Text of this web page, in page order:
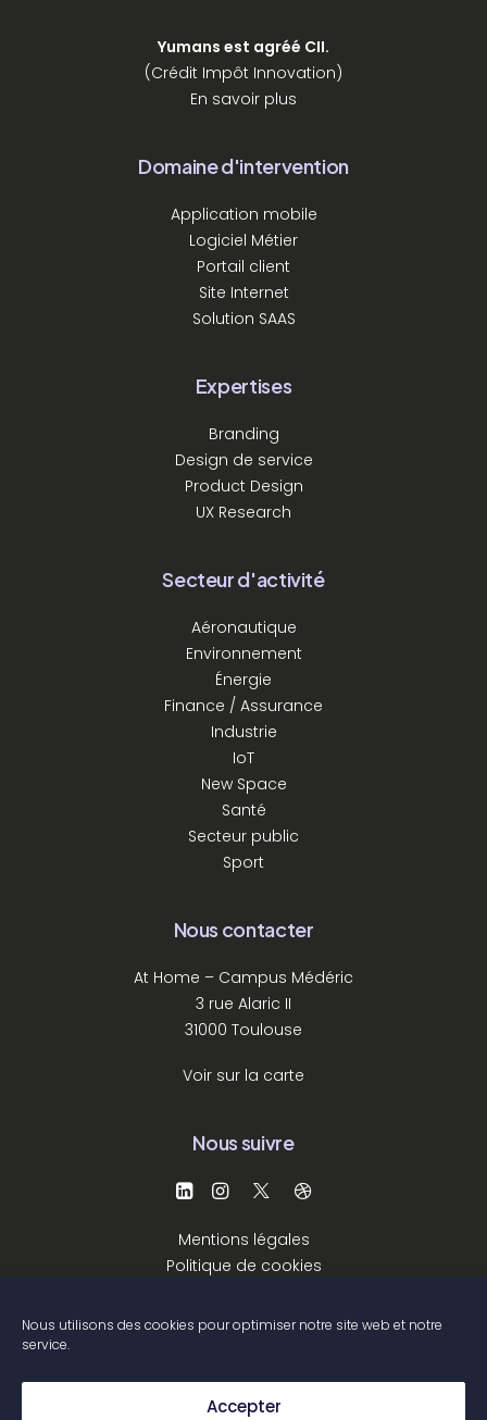
Nous utilisons des cookies pour optimiser notre site web et notre
service.
Accepter
Yumans est agréé CII.
(Crédit Impôt Innovation)
En savoir plus
Domaine d'intervention
Application mobile
Logiciel Métier
Portail client
Site Internet
Solution SAAS
Expertises
Branding
Design de service
Product Design
UX Research
Secteur d'activité
Aéronautique
Environnement
Énergie
Finance / Assurance
Industrie
IoT
New Space
Santé
Secteur public
Sport
Nous contacter
At Home – Campus Médéric
3 rue Alaric II
31000 Toulouse
Voir sur la carte
Nous suivre
Mentions légales
Politique de cookies